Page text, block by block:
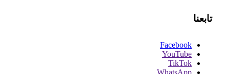
تابعنا
Facebook
YouTube
TikTok
WhatsApp